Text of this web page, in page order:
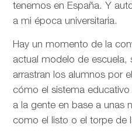
tenemos en España. Y
a mi época universitaria.
Hay un momento de la
actual modelo de escuela,
arrastran los alumnos por
cómo el sistema
a la gente en base a unas
como el listo o el torpe de